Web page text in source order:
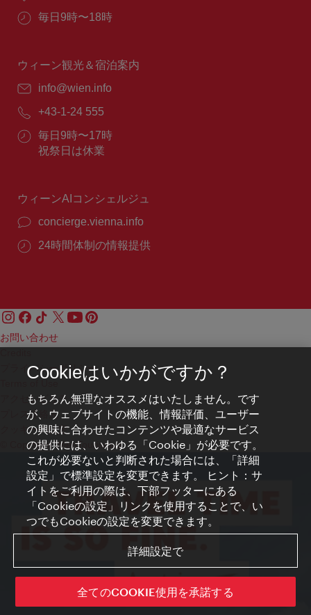
営
間：
毎日9時〜18時
ウィーン観光＆宿泊案内
E
ー
ル：
info@wien.info
電
番
号：
+43-1-24 555
営
業
毎日9時〜17時
祝祭日は休業
ウィーンAIコンシェルジュ
concierge.vienna.info
24時間体制の情報提供
お問い合わせ
プライバシーポリシー
アクセシビリティ
プレス連絡先
クッキーの設定
© Copyright WienTourismus
Cookieはいかがですか？
もちろん無理なオススメはいたしません。です
が、ウェブサイトの機能、情報評価、ユーザー
の興味に合わせたコンテンツや最適なサービス
の提供には、いわゆる「Cookie」が必要です。
これが必要ないと判断された場合には、「詳細
設定」で標準設定を変更できます。 ヒント：サ
イトをご利用の際は、下部フッターにある
「Cookieの設定」リンクを使用することで、い
つでもCookieの設定を変更できます。
詳細設定で
全てのCOOKIE使用を承諾する